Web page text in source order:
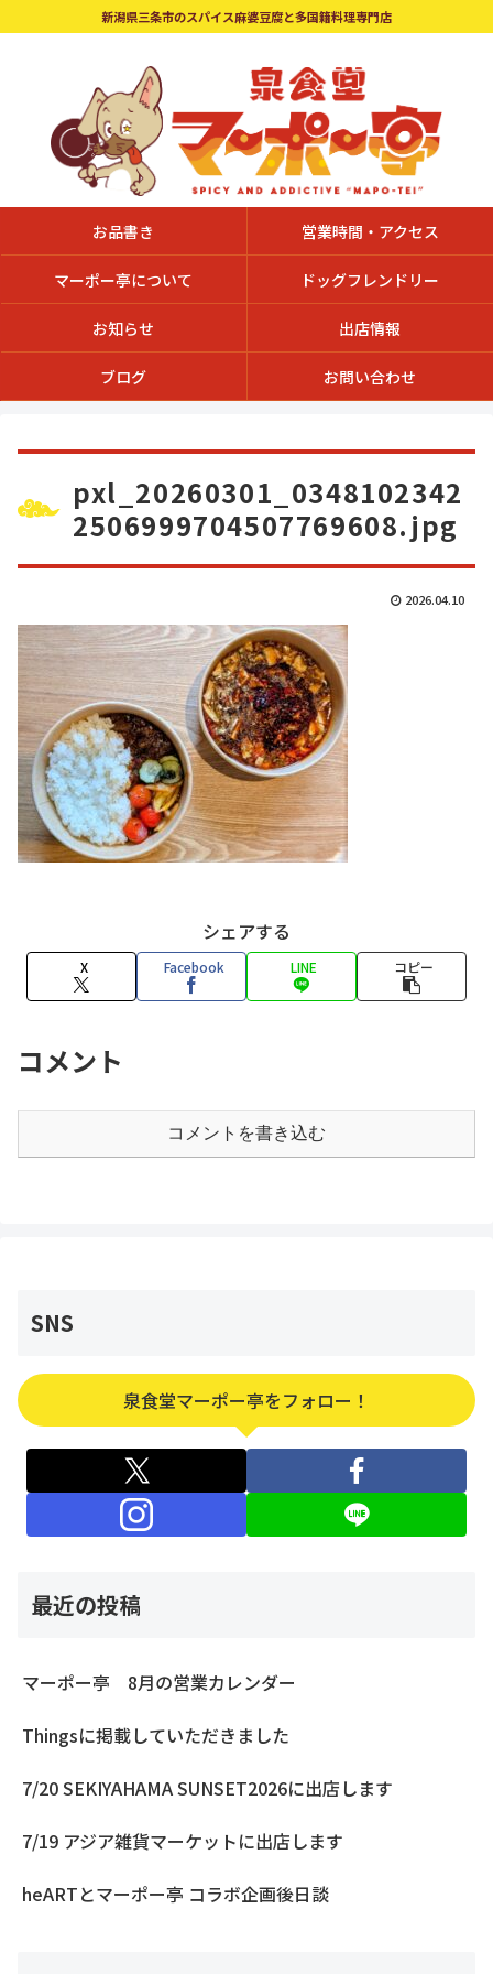
新潟県三条市のスパイス麻婆豆腐と多国籍料理専門店
お品書き 営業時間・アクセス
マーポー亭について ドッグフレンドリー
お知らせ 出店情報
ブログ お問い合わせ
pxl_20260301_0348102342
2506999704507769608.jpg
2026.04.10
シェアする
X Facebook LINE コピー
コメント
コメントを書き込む
SNS
泉食堂マーポー亭をフォロー！
最近の投稿
マーポー亭 8月の営業カレンダー
Thingsに掲載していただきました
7/20 SEKIYAHAMA SUNSET2026に出店します
7/19 アジア雑貨マーケットに出店します
heARTとマーポー亭 コラボ企画後日談